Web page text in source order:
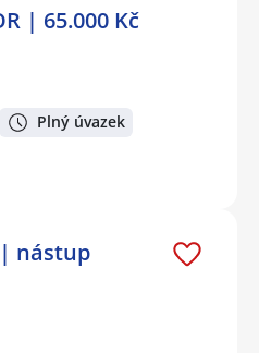
| 65.000 Kč
Plný úvazek
| nástup